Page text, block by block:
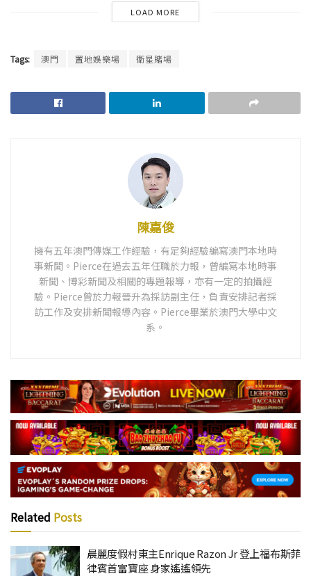
LOAD MORE
Tags: 澳門 置地娛樂場 衛星賭場
陳嘉俊
擁有五年澳門傳媒工作經驗，有足夠經驗編寫澳門本地時
事新聞。Pierce在過去五年任職於力報，曾編寫本地時事
新聞、博彩新聞及相關的專題報導，亦有一定的拍攝經
驗。Pierce曾於力報晉升為採訪副主任，負責安排記者採
訪工作及安排新聞報導內容。Pierce畢業於澳門大學中文
系。
Related Posts
晨麗度假村東主Enrique Razon Jr 登上福布斯菲
律賓首富寶座 身家遙遙領先